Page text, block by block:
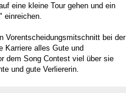
eine kleine Tour gehen und ein
" einreichen.
Vorentscheidungsmitschnitt bei der
Karriere alles Gute und
dem Song Contest viel über sie
und gute Verliererin.